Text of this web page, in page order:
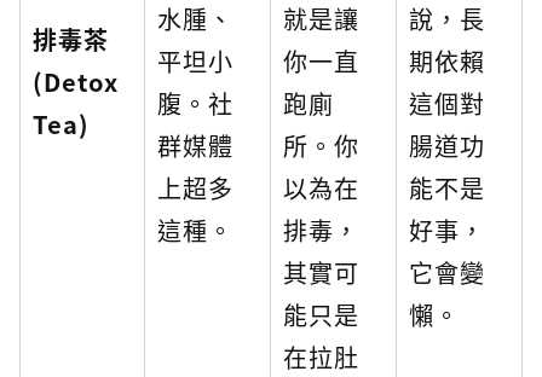
排毒茶
(Detox
Tea)
水腫、
平坦小
腹。社
群媒體
上超多
這種。
就是讓
你一直
跑廁
所。你
以為在
排毒，
其實可
能只是
在拉肚
說，長
期依賴
這個對
腸道功
能不是
好事，
它會變
懶。